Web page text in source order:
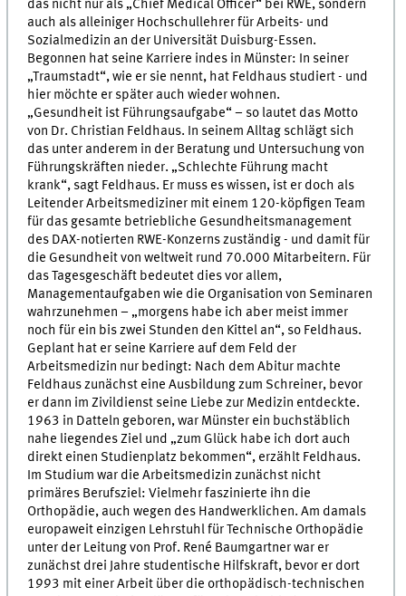
das nicht nur als „Chief Medical Officer“ bei RWE, sondern
auch als alleiniger Hochschullehrer für Arbeits- und
Sozialmedizin an der Universität Duisburg-Essen.
Begonnen hat seine Karriere indes in Münster: In seiner
„Traumstadt“, wie er sie nennt, hat Feldhaus studiert - und
hier möchte er später auch wieder wohnen.
„Gesundheit ist Führungsaufgabe“ – so lautet das Motto
von Dr. Christian Feldhaus. In seinem Alltag schlägt sich
das unter anderem in der Beratung und Untersuchung von
Führungskräften nieder. „Schlechte Führung macht
krank“, sagt Feldhaus. Er muss es wissen, ist er doch als
Leitender Arbeitsmediziner mit einem 120-köpfigen Team
für das gesamte betriebliche Gesundheitsmanagement
des DAX-notierten RWE-Konzerns zuständig - und damit für
die Gesundheit von weltweit rund 70.000 Mitarbeitern. Für
das Tagesgeschäft bedeutet dies vor allem,
Managementaufgaben wie die Organisation von Seminaren
wahrzunehmen – „morgens habe ich aber meist immer
noch für ein bis zwei Stunden den Kittel an“, so Feldhaus.
Geplant hat er seine Karriere auf dem Feld der
Arbeitsmedizin nur bedingt: Nach dem Abitur machte
Feldhaus zunächst eine Ausbildung zum Schreiner, bevor
er dann im Zivildienst seine Liebe zur Medizin entdeckte.
1963 in Datteln geboren, war Münster ein buchstäblich
nahe liegendes Ziel und „zum Glück habe ich dort auch
direkt einen Studienplatz bekommen“, erzählt Feldhaus.
Im Studium war die Arbeitsmedizin zunächst nicht
primäres Berufsziel: Vielmehr faszinierte ihn die
Orthopädie, auch wegen des Handwerklichen. Am damals
europaweit einzigen Lehrstuhl für Technische Orthopädie
unter der Leitung von Prof. René Baumgartner war er
zunächst drei Jahre studentische Hilfskraft, bevor er dort
1993 mit einer Arbeit über die orthopädisch-technischen